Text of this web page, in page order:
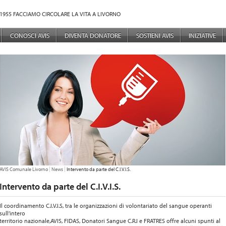
FACCIAMO CIRCOLARE LA VITA A LIVORNO
PRINCIPALE
CONOSCI AVIS DIVENTA DONATORE SOSTIENI AVIS INIZIATIVE
TU SEI QUI:
AVIS Comunale Livorno News Intervento da parte del C.I.V.I.S.
Intervento da parte del C.I.V.I.S.
Il coordinamento C.I.V.I.S, tra le organizzazioni di volontariato del sangue operanti
sull’intero
territorio nazionale,AVIS, FIDAS, Donatori Sangue C.R.I e FRATRES offre alcuni spunti al